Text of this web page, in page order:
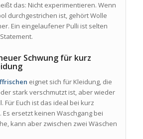
das: Nicht experimentieren. Wenn
durchgestrichen ist, gehört Wolle
Ein eingelaufener Pulli ist selten
Schwung für kurz
eignet sich für Kleidung, die
stark verschmutzt ist, aber wieder
Für Euch ist das ideal bei kurz
Es ersetzt keinen Waschgang bei
kann aber zwischen zwei Wäschen